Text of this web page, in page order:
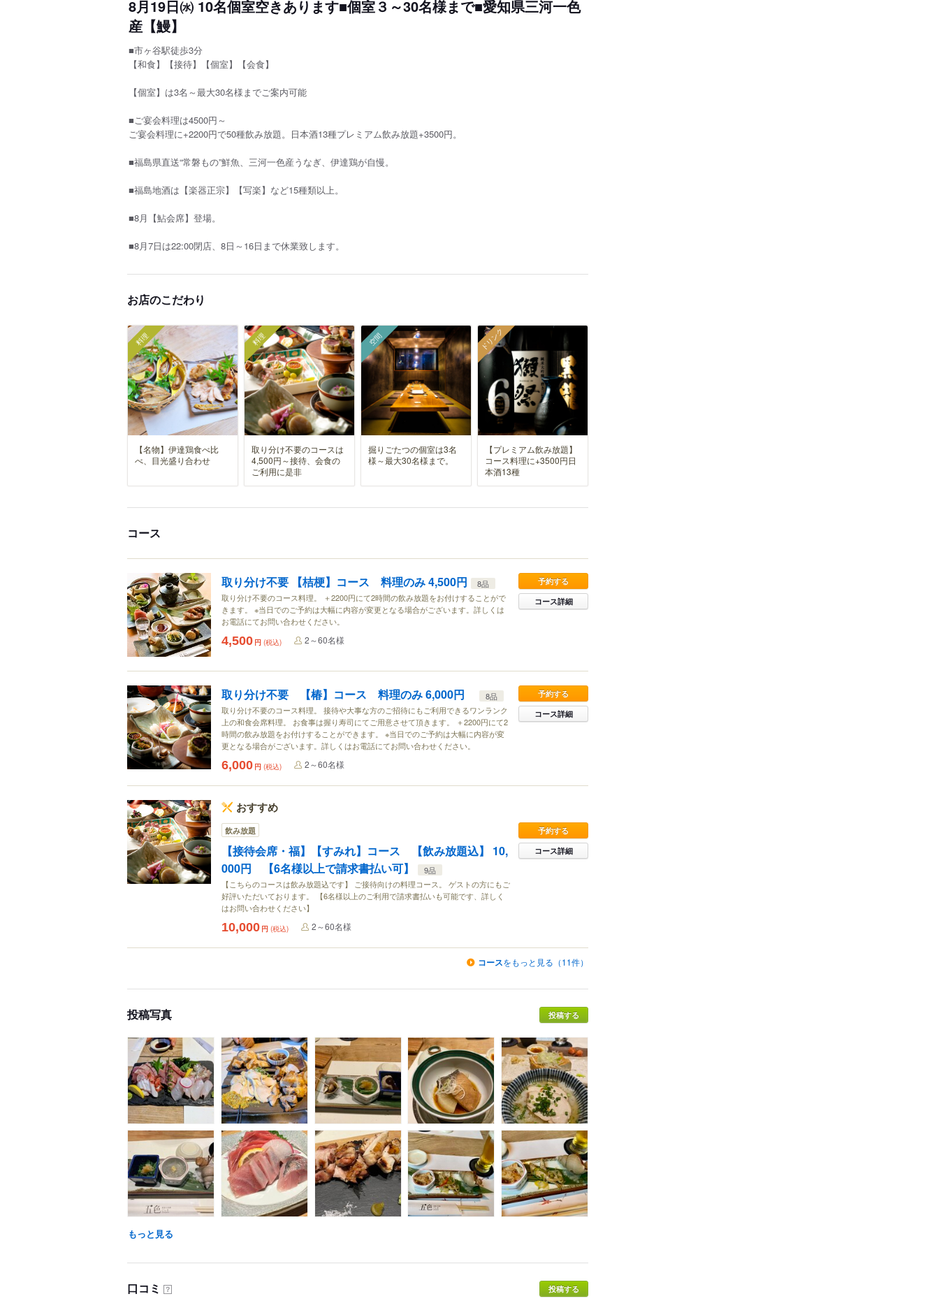
8月19日㈬ 10名個室空きあります■個室３～30名様まで■愛知県三河一色
産【鰻】
■市ヶ谷駅徒歩3分
【和食】【接待】【個室】【会食】
【個室】は3名～最大30名様までご案内可能
■ご宴会料理は4500円～
ご宴会料理に+2200円で50種飲み放題。日本酒13種プレミアム飲み放題+3500円。
■福島県直送“常磐もの”鮮魚、三河一色産うなぎ、伊達鶏が自慢。
■福島地酒は【楽器正宗】【写楽】など15種類以上。
■8月【鮎会席】登場。
■8月7日は22:00閉店、8日～16日まで休業致します。
お店のこだわり
料理
【名物】伊達鶏食べ比
べ、目光盛り合わせ
料理
取り分け不要のコースは
4,500円～接待、会食の
ご利用に是非
空間
掘りごたつの個室は3名
様～最大30名様まで。
ドリンク
【プレミアム飲み放題】
コース料理に+3500円日
本酒13種
コース
取り分け不要 【桔梗】コース 料理のみ 4,500円
8品
取り分け不要のコース料理。 ＋2200円にて2時間の飲み放題をお付けすることがで
きます。 ※当日でのご予約は大幅に内容が変更となる場合がございます。詳しくは
お電話にてお問い合わせください。
予約する
コース詳細
4,500 円 (税込) 2～60名様
取り分け不要 【椿】コース 料理のみ 6,000円
8品
取り分け不要のコース料理。 接待や大事な方のご招待にもご利用できるワンランク
上の和食会席料理。 お食事は握り寿司にてご用意させて頂きます。 ＋2200円にて2
時間の飲み放題をお付けすることができます。 ※当日でのご予約は大幅に内容が変
更となる場合がございます。詳しくはお電話にてお問い合わせください。
予約する
コース詳細
6,000 円 (税込) 2～60名様
おすすめ
飲み放題
【接待会席・福】【すみれ】コース 【飲み放題込】 10,
000円 【6名様以上で請求書払い可】
9品
【こちらのコースは飲み放題込です】 ご接待向けの料理コース。 ゲストの方にもご
好評いただいております。 【6名様以上のご利用で請求書払いも可能です、詳しく
はお問い合わせください】
予約する
コース詳細
10,000 円 (税込) 2～60名様
コースをもっと見る（11件）
投稿写真 投稿する
もっと見る
口コミ ？ 投稿する